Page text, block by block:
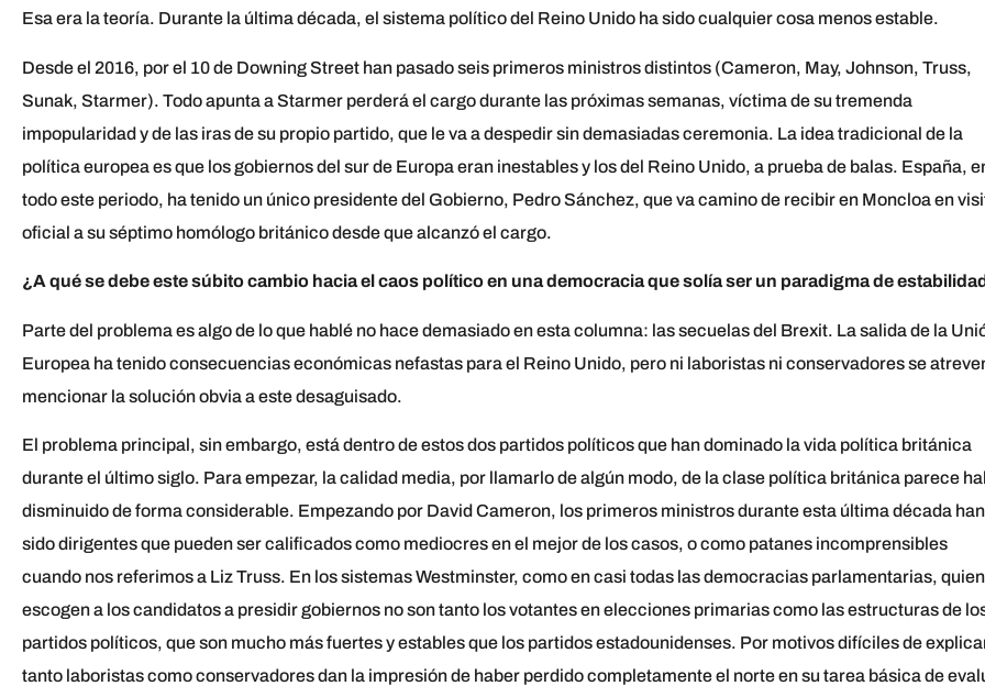
Esa era la teoría. Durante la última década, el sistema político del Reino Unido ha sido cualquier cosa menos estable.
Desde el 2016, por el 10 de Downing Street han pasado seis primeros ministros distintos (Cameron, May, Johnson, Truss,
Sunak, Starmer). Todo apunta a Starmer perderá el cargo durante las próximas semanas, víctima de su tremenda
impopularidad y de las iras de su propio partido, que le va a despedir sin demasiadas ceremonia. La idea tradicional de la
política europea es que los gobiernos del sur de Europa eran inestables y los del Reino Unido, a prueba de balas. España,
todo este periodo, ha tenido un único presidente del Gobierno, Pedro Sánchez, que va camino de recibir en Moncloa en
oficial a su séptimo homólogo británico desde que alcanzó el cargo.
¿A qué se debe este súbito cambio hacia el caos político en una democracia que solía ser un paradigma de
Parte del problema es algo de lo que hablé no hace demasiado en esta columna: las secuelas del Brexit. La salida de la
Europea ha tenido consecuencias económicas nefastas para el Reino Unido, pero ni laboristas ni conservadores se
mencionar la solución obvia a este desaguisado.
El problema principal, sin embargo, está dentro de estos dos partidos políticos que han dominado la vida política británica
durante el último siglo. Para empezar, la calidad media, por llamarlo de algún modo, de la clase política británica parece
disminuido de forma considerable. Empezando por David Cameron, los primeros ministros durante esta última década han
sido dirigentes que pueden ser calificados como mediocres en el mejor de los casos, o como patanes incomprensibles
cuando nos referimos a Liz Truss. En los sistemas Westminster, como en casi todas las democracias parlamentarias,
escogen a los candidatos a presidir gobiernos no son tanto los votantes en elecciones primarias como las estructuras de
partidos políticos, que son mucho más fuertes y estables que los partidos estadounidenses. Por motivos difíciles de
tanto laboristas como conservadores dan la impresión de haber perdido completamente el norte en su tarea básica de